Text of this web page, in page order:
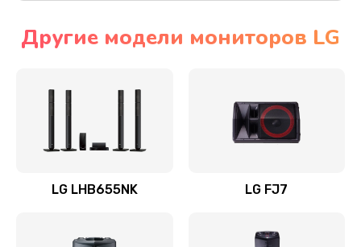
Ремонт / замена кнопок, клавиш, индикаторов,
Другие модели мониторов LG
LG LHB655NK LG FJ7